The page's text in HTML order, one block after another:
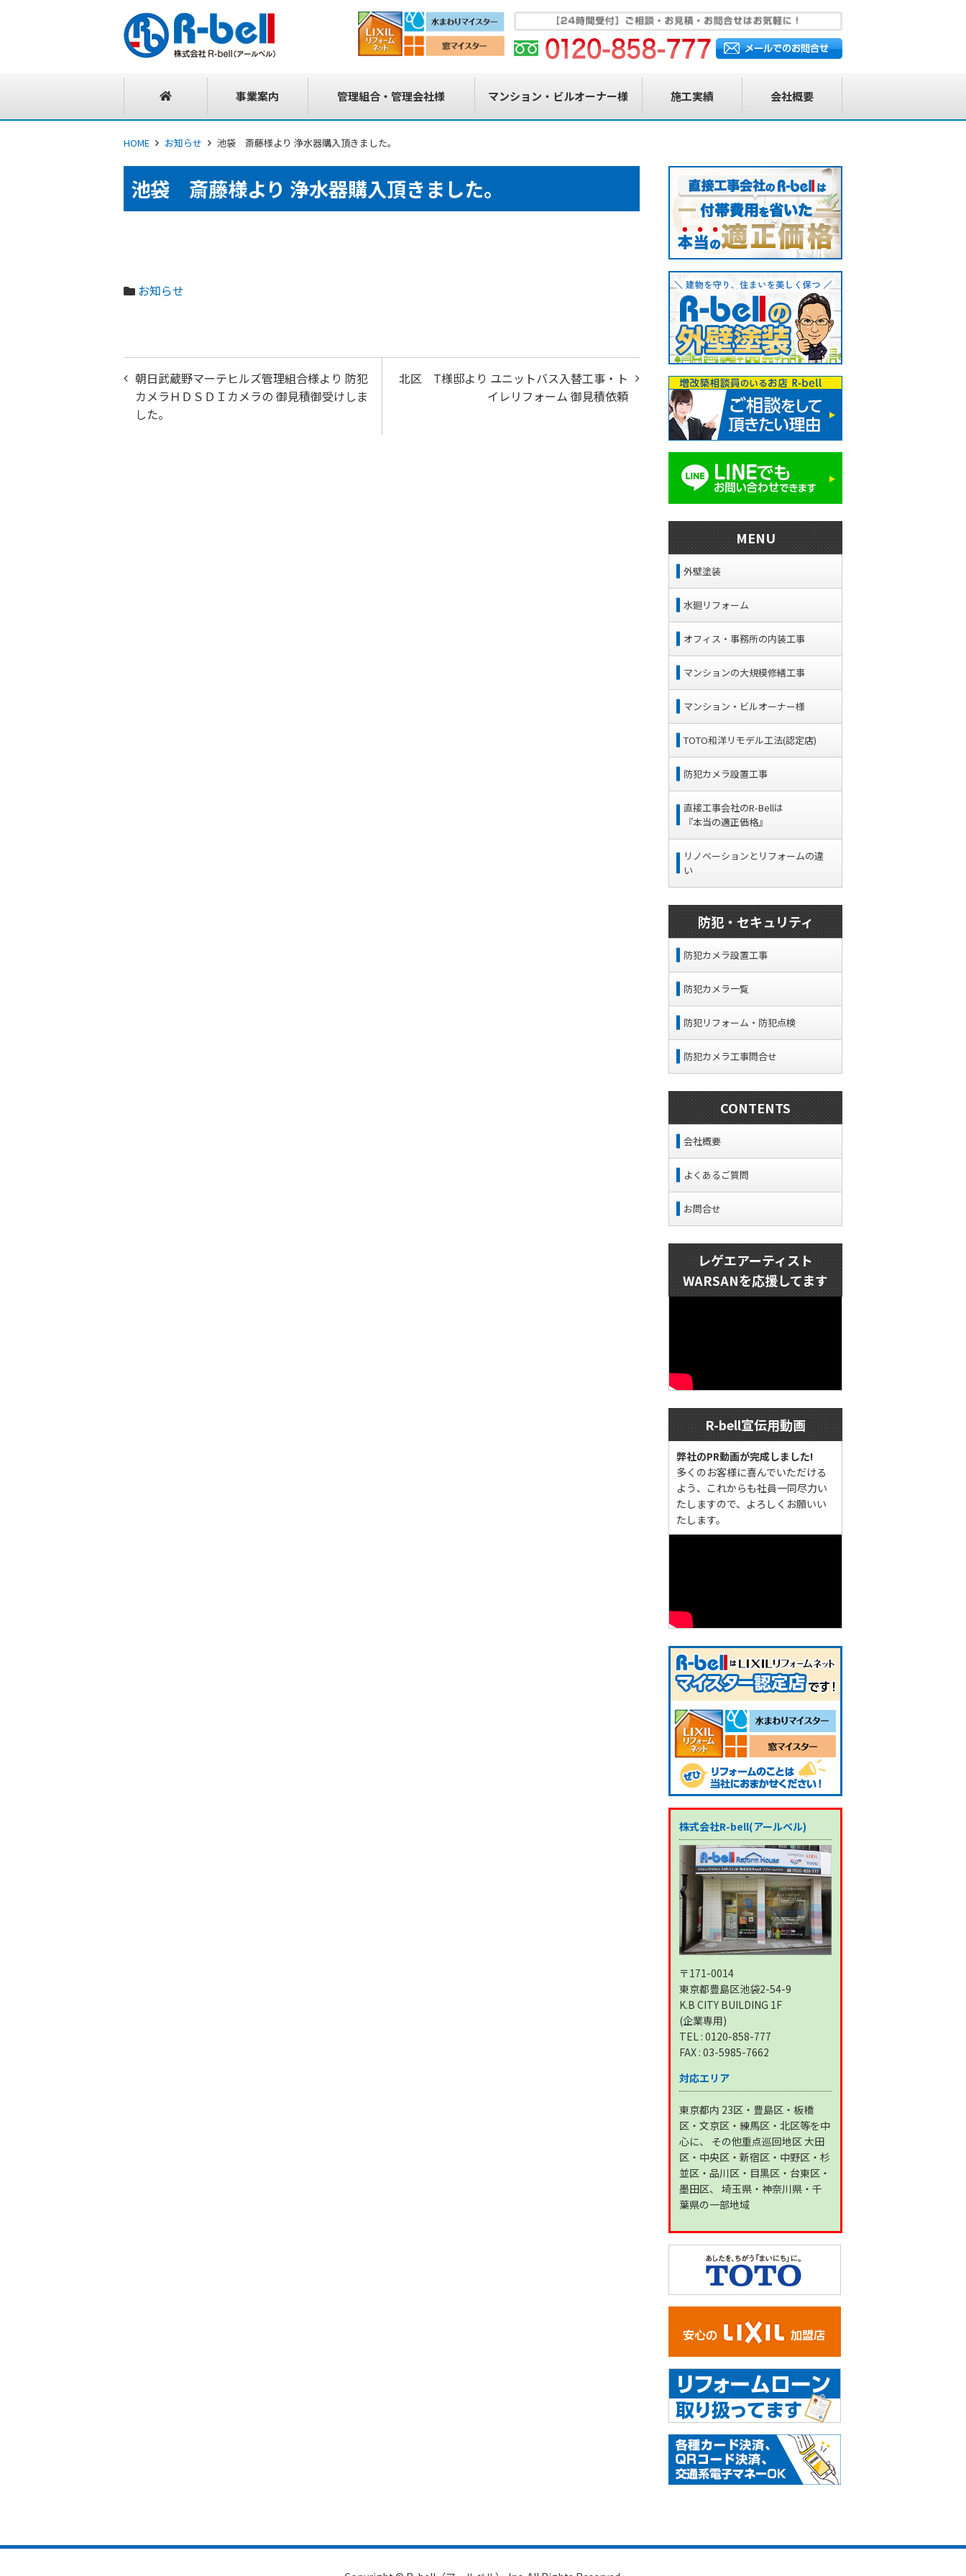
事業案内 管理組合・管理会社様 マンション・ビルオーナー様 施工実績 会社概要
HOME お知らせ 池袋 斎藤様より 浄水器購入頂きました。
池袋 斎藤様より 浄水器購入頂きました。
お知らせ
投
稿
ナ
北区 T様邸より ユニットバス入替工事・ト
イレリフォーム 御見積依頼
朝日武蔵野マーテヒルズ管理組合様より 防犯
カメラＨＤＳＤＩカメラの 御見積御受けしま
した。
MENU
外壁塗装
水廻リフォーム
オフィス・事務所の内装工事
マンションの大規模修繕工事
マンション・ビルオーナー様
TOTO和洋リモデル工法(認定店)
防犯カメラ設置工事
直接工事会社のR-Bellは
『本当の適正価格』
リノベーションとリフォームの違
い
防犯・セキュリティ
防犯カメラ設置工事
防犯カメラ一覧
防犯リフォーム・防犯点検
防犯カメラ工事問合せ
CONTENTS
会社概要
よくあるご質問
お問合せ
レゲエアーティスト
WARSANを応援してます
R-bell宣伝用動画
弊社のPR動画が完成しました!
多くのお客様に喜んでいただける
よう、これからも社員一同尽力い
たしますので、よろしくお願いい
たします。
株式会社R-bell(アールベル)
〒171-0014
東京都豊島区池袋2-54-9
K.B CITY BUILDING 1F
(企業専用)
TEL : 0120-858-777
FAX : 03-5985-7662
対応エリア
東京都内 23区・豊島区・板橋
区・文京区・練馬区・北区等を中
心に、 その他重点巡回地区 大田
区・中央区・新宿区・中野区・杉
並区・品川区・目黒区・台東区・
墨田区、 埼玉県・神奈川県・千
葉県の一部地域